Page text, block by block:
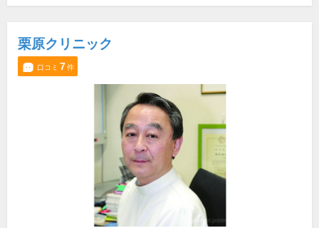
栗原クリニック
口コミ 7件